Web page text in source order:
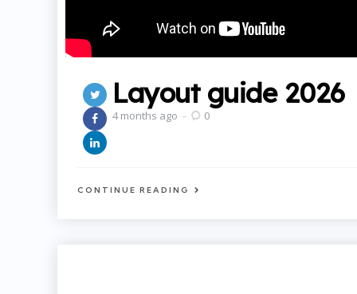
Layout guide 2026
4 months ago 0
CONTINUE READING